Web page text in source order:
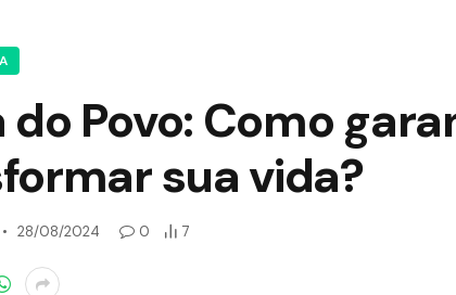
do Povo: Como
sua vida?
28/08/2024 0 7